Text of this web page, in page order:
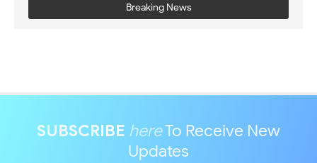
Breaking News
SUBSCRIBE hereTo Receive New
Updates